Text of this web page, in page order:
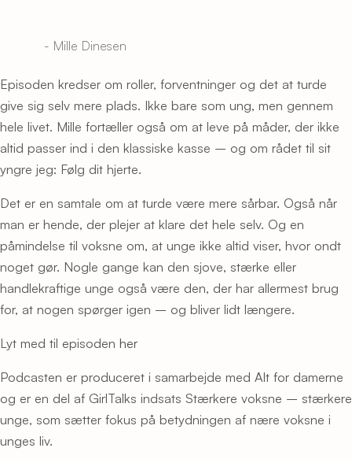
- Mille Dinesen
Episoden kredser om roller, forventninger og det at turde
give sig selv mere plads. Ikke bare som ung, men gennem
hele livet. Mille fortæller også om at leve på måder, der ikke
altid passer ind i den klassiske kasse – og om rådet til sit
yngre jeg: Følg dit hjerte.
Det er en samtale om at turde være mere sårbar. Også når
man er hende, der plejer at klare det hele selv. Og en
påmindelse til voksne om, at unge ikke altid viser, hvor ondt
noget gør. Nogle gange kan den sjove, stærke eller
handlekraftige unge også være den, der har allermest brug
for, at nogen spørger igen – og bliver lidt længere.
Lyt med til episoden her
Podcasten er produceret i samarbejde med Alt for damerne
og er en del af GirlTalks indsats Stærkere voksne – stærkere
unge, som sætter fokus på betydningen af nære voksne i
unges liv.